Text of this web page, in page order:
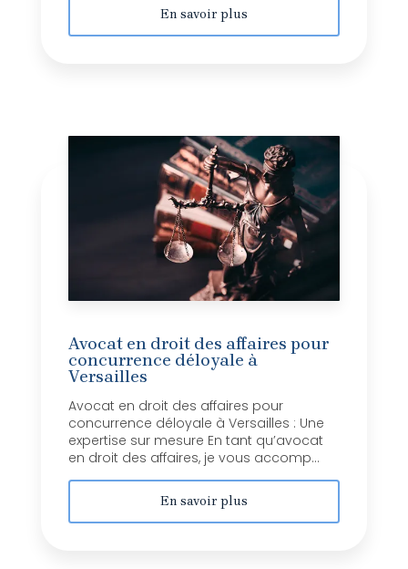
En savoir plus
Avocat en droit des affaires pour
concurrence déloyale à
Versailles
Avocat en droit des affaires pour
concurrence déloyale à Versailles : Une
expertise sur mesure En tant qu’avocat
en droit des affaires, je vous accomp...
En savoir plus